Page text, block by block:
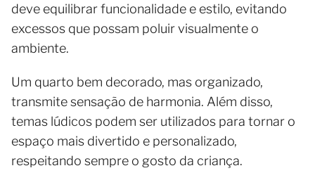
deve equilibrar funcionalidade e estilo, evitando
excessos que possam poluir visualmente o
ambiente.
Um quarto bem decorado, mas organizado,
transmite sensação de harmonia. Além disso,
temas lúdicos podem ser utilizados para tornar o
espaço mais divertido e personalizado,
respeitando sempre o gosto da criança.